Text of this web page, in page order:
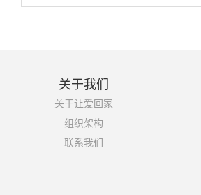
关于我们
关于让爱回家
组织架构
联系我们